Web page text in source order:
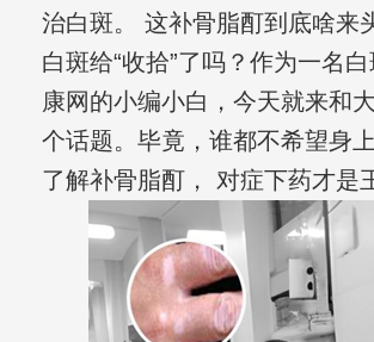
治白斑。 这补骨脂酊到底啥来
白斑给“收拾”了吗？作为一名
康网的小编小白，今天就来和
个话题。毕竟，谁都不希望身上
了解补骨脂酊， 对症下药才是